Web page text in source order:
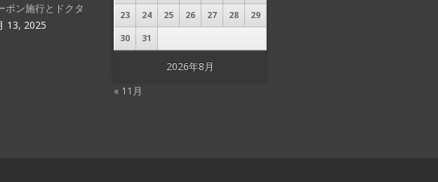
ボン施行とドクタ
13, 2025
2026年8月
23
24 25 26 27 28
29
30
31
« 11月